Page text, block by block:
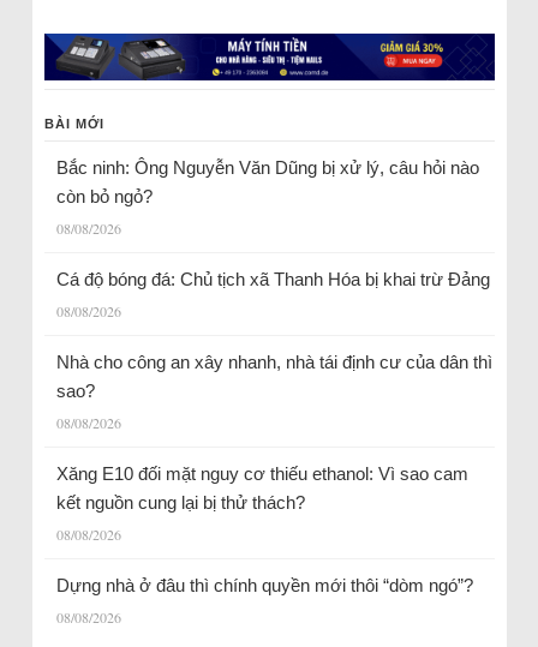
BÀI MỚI
Bắc ninh: Ông Nguyễn Văn Dũng bị xử lý, câu hỏi nào
còn bỏ ngỏ?
08/08/2026
Cá độ bóng đá: Chủ tịch xã Thanh Hóa bị khai trừ Đảng
08/08/2026
Nhà cho công an xây nhanh, nhà tái định cư của dân thì
sao?
08/08/2026
Xăng E10 đối mặt nguy cơ thiếu ethanol: Vì sao cam
kết nguồn cung lại bị thử thách?
08/08/2026
Dựng nhà ở đâu thì chính quyền mới thôi “dòm ngó”?
08/08/2026